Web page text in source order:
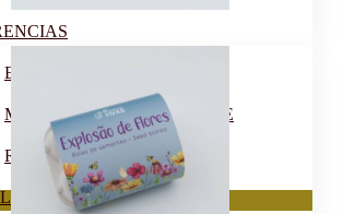
ENRAIZANTES
MADURACIÓN Y ENGORDE
REGENERADORES DEL